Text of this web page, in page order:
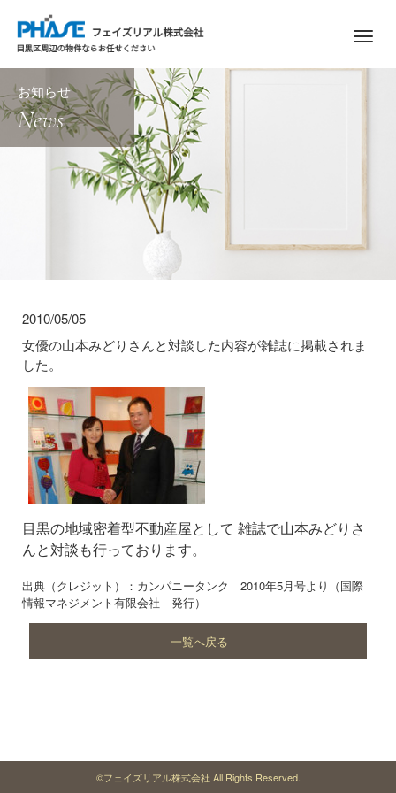
M
お知らせ
News
2010/05/05
女優の山本みどりさんと対談した内容が雑誌に掲載されま
した。
目黒の地域密着型不動産屋として 雑誌で山本みどりさ
んと対談も行っております。
出典（クレジット）：カンパニータンク 2010年5月号より（国際
情報マネジメント有限会社 発行）
一覧へ戻る
©フェイズリアル株式会社 All Rights Reserved.